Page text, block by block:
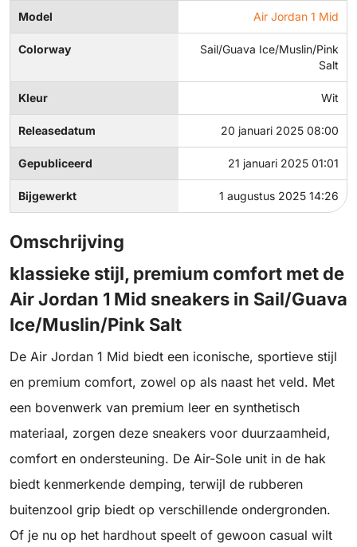
Model Air Jordan 1 Mid
Colorway
Sail/Guava Ice/Muslin/Pink
Salt
Kleur Wit
Releasedatum 20 januari 2025 08:00
Gepubliceerd 21 januari 2025 01:01
Bijgewerkt 1 augustus 2025 14:26
Omschrijving
klassieke stijl, premium comfort met de
Air Jordan 1 Mid sneakers in Sail/Guava
Ice/Muslin/Pink Salt
De Air Jordan 1 Mid biedt een iconische, sportieve stijl
en premium comfort, zowel op als naast het veld. Met
een bovenwerk van premium leer en synthetisch
materiaal, zorgen deze sneakers voor duurzaamheid,
comfort en ondersteuning. De Air-Sole unit in de hak
biedt kenmerkende demping, terwijl de rubberen
buitenzool grip biedt op verschillende ondergronden.
Of je nu op het hardhout speelt of gewoon casual wilt